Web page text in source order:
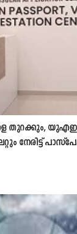
തുറക്കും, യുഎഇ
നേരിട്ട്